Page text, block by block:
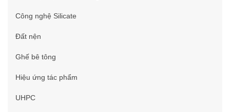
Công nghệ Silicate
Đất nện
Ghế bê tông
Hiệu ứng tác phẩm
UHPC